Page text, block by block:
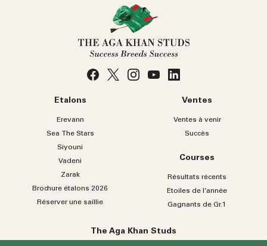
Etalons
Erevann
Sea TheStars
Siyouni
Vadeni
Zarak
Brochure étalons 2026
Réserver une saillie
Ventes
Ventes à venir
Succès
Courses
Résultats récents
Etoiles de l’année
Gagnants de Gr.1
The Aga Khan Studs